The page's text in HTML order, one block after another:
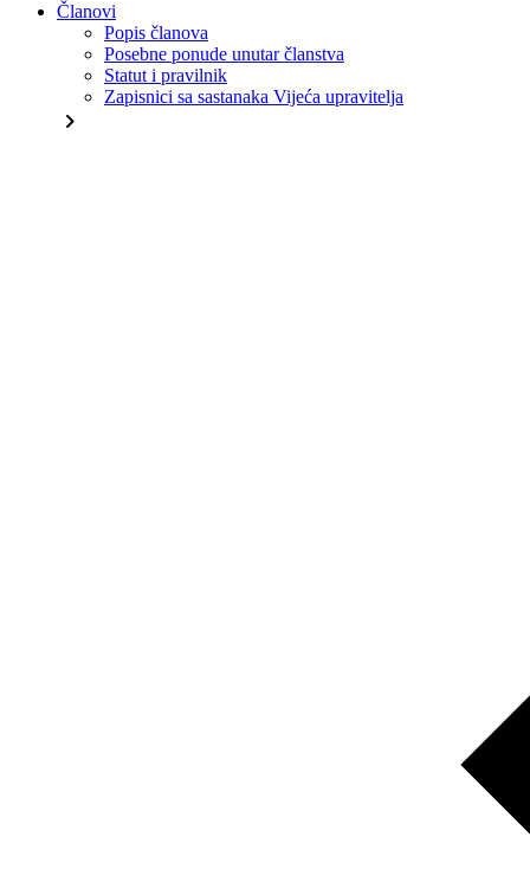
Članovi
Popis članova
Posebne ponude unutar članstva
Statut i pravilnik
Zapisnici sa sastanaka Vijeća upravitelja
chevron_right